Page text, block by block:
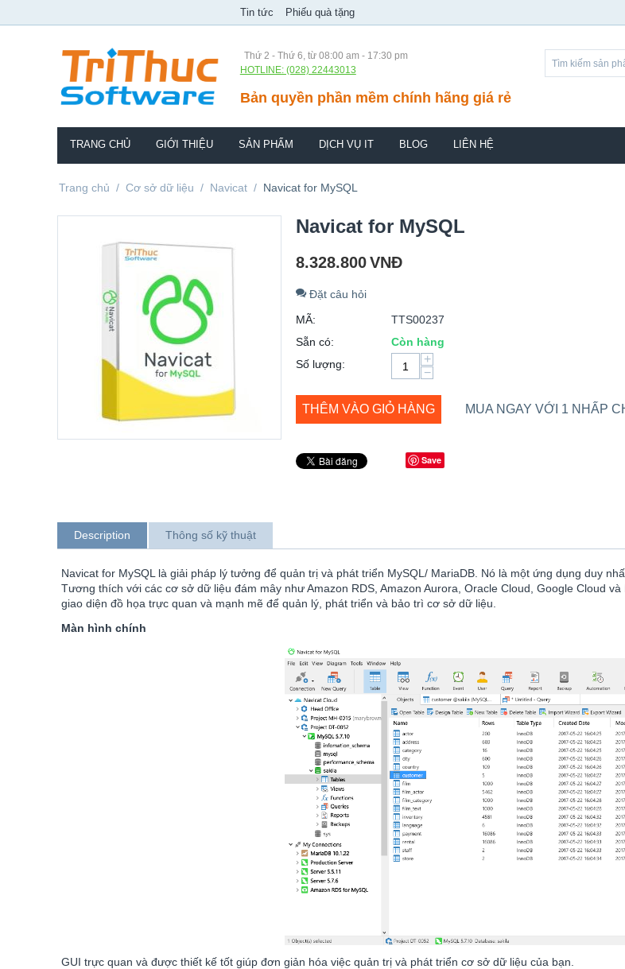
Tin tức Phiếu quà tặng
Thứ 2 - Thứ 6, từ 08:00 am - 17:30 pm
HOTLINE: (028) 22443013
Bản quyền phần mềm chính hãng giá rẻ
TRANG CHỦ GIỚI THIỆU SẢN PHẨM DỊCH VỤ IT BLOG LIÊN HỆ
Trang chủ / Cơ sở dữ liệu / Navicat / Navicat for MySQL
Navicat for MySQL
8.328.800VNĐ
Đặt câu hỏi
MÃ:
TTS00237
Sẵn có:
Còn hàng
Số lượng:
+
−
THÊM VÀO GIỎ HÀNG MUA NGAY VỚI 1 NHẤP
Save
Description Thông số kỹ thuật
Navicat for MySQL là giải pháp lý tưởng để quản trị và phát triển MySQL/ MariaDB. Nó là một ứng dụng duy
Tương thích với các cơ sở dữ liệu đám mây như Amazon RDS, Amazon Aurora, Oracle Cloud, Google Cloud
giao diện đồ họa trực quan và mạnh mẽ để quản lý, phát triển và bảo trì cơ sở dữ liệu.
Màn hình chính
GUI trực quan và được thiết kế tốt giúp đơn giản hóa việc quản trị và phát triển cơ sở dữ liệu của bạn.